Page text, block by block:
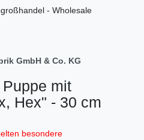
- Wholesale
GmbH & Co. KG
mit
Hex" - 30 cm
besondere